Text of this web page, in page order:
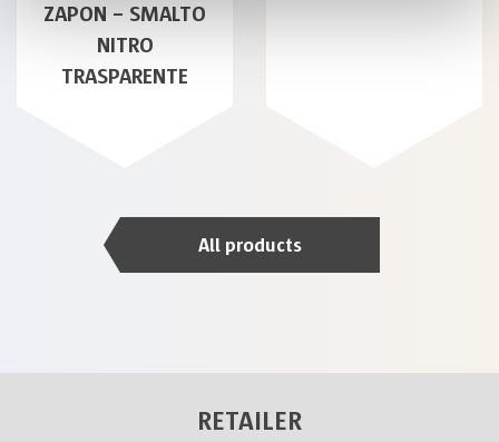
ZAPON – SMALTO
NITRO
TRASPARENTE
All products
RETAILER